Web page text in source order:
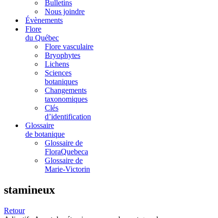
Bulletins
Nous joindre
Évènements
Flore
du Québec
Flore vasculaire
Bryophytes
Lichens
Sciences
botaniques
Changements
taxonomiques
Clés
d’identification
Glossaire
de botanique
Glossaire de
FloraQuebeca
Glossaire de
Marie-Victorin
stamineux
Retour